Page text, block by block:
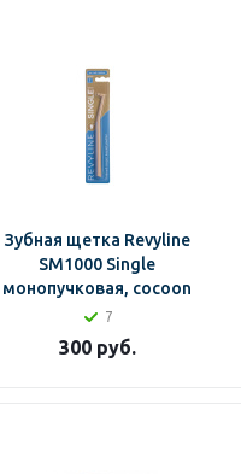
Зубная щетка Revyline
SM1000 Single
монопучковая, cocoon
7
300руб.